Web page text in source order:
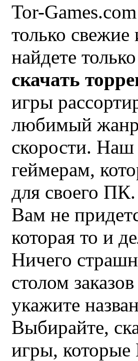
Tor-
только
найдете
скачать
игры
любимый жанр,
скорости. Наш
геймерам,
для своего
Вам не
которая то и
Ничего
столом
укажите
Выбирайте,
игры,